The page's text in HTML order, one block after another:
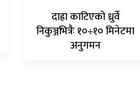
दाह्रा काटिएको ध्रुर्वे
निकुञ्जभित्रैः १०÷१० मिनेटमा
अनुगमन